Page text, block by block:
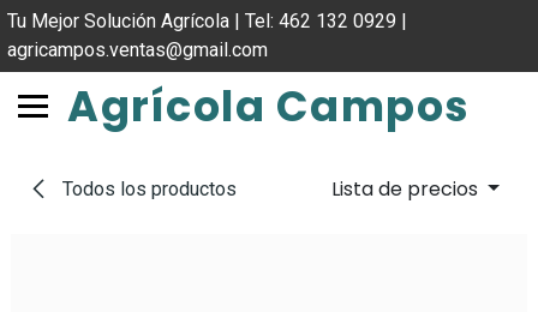
Tu Mejor Solución Agrícola | Tel: 462 132 0929 |
agricampos.ventas@gmail.com
Agrícola Campos
Todos los productos Lista de precios